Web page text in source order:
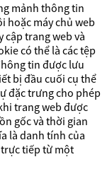
mảnh thông tin
hoặc máy chủ web
trang web và
có thể là các tệp
tin được lưu
bị đầu cuối cụ thể
đặc trưng cho phép
trang web được
gốc và thời gian
là danh tính của
tiếp từ một